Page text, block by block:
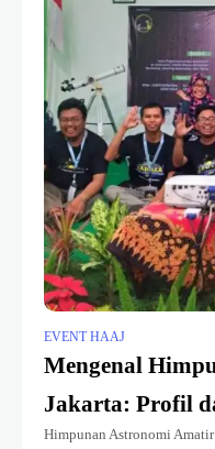
EVENT HAAJ
Mengenal
Jakarta: Profil
Himpunan Astronomi